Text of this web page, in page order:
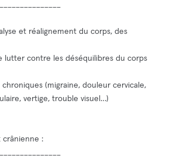
et réalignement du corps, des
lutter contre les déséquilibres du corps
(migraine, douleur cervicale,
vertige, trouble visuel…)
crânienne :